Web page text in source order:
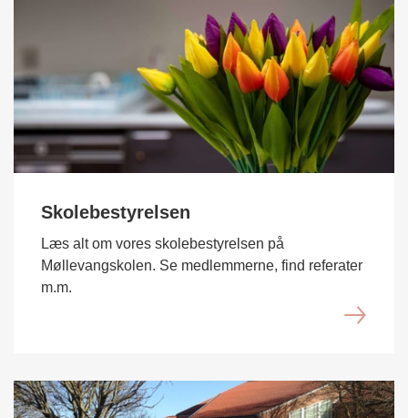
Skolebestyrelsen
Læs alt om vores skolebestyrelsen på
Møllevangskolen. Se medlemmerne, find referater
m.m.